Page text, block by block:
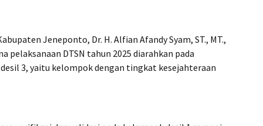
Jeneponto, Dr. H. Alfian Afandy Syam, ST., MT.,
pelaksanaan DTSN tahun 2025 diarahkan pada
3, yaitu kelompok dengan tingkat kesejahteraan